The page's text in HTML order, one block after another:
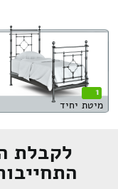
1
מיטת יחיד
לקבלת